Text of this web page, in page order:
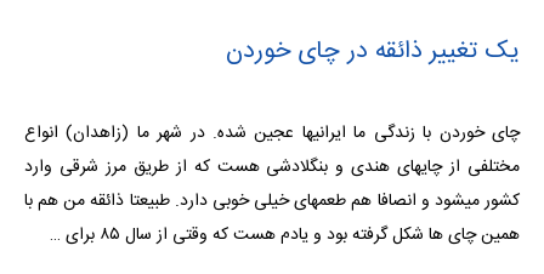
یک تغییر ذائقه در چای خوردن
چای خوردن با زندگی ما ایرانیها عجین شده. در شهر ما (زاهدان) انواع
مختلفی از چایهای هندی و بنگلادشی هست که از طریق مرز شرقی وارد
کشور میشود و انصافا هم طعمهای خیلی خوبی دارد. طبیعتا ذائقه من هم با
همین چای ها شکل گرفته بود و یادم هست که وقتی از سال ۸۵ برای …